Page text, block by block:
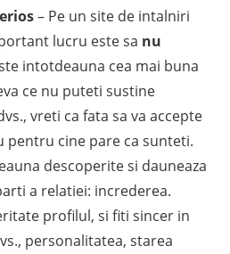
– Pe un site de intalniri
lucru este sa nu
intotdeauna cea mai buna
ce nu puteti sustine
vreti ca fata sa va accepte
pentru cine pare ca sunteti.
descoperite si dauneaza
a relatiei: increderea.
profilul, si fiti sincer in
personalitatea, starea